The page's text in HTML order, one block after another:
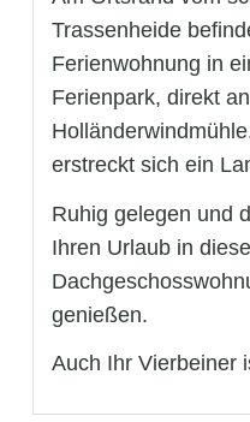
Trassenheide
Ferienwohnung in
Ferienpark, direkt
erstreckt sich ein
Ruhig gelegen und
Ihren Urlaub in
genießen.
Auch Ihr Vierbeiner